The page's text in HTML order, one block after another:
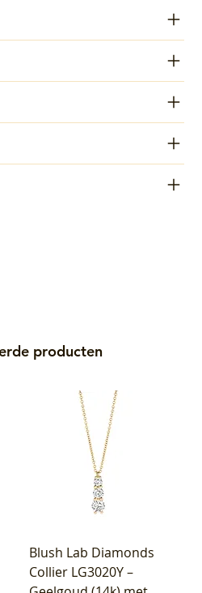
producten
Blush Lab Diamonds
Collier LG3020Y –